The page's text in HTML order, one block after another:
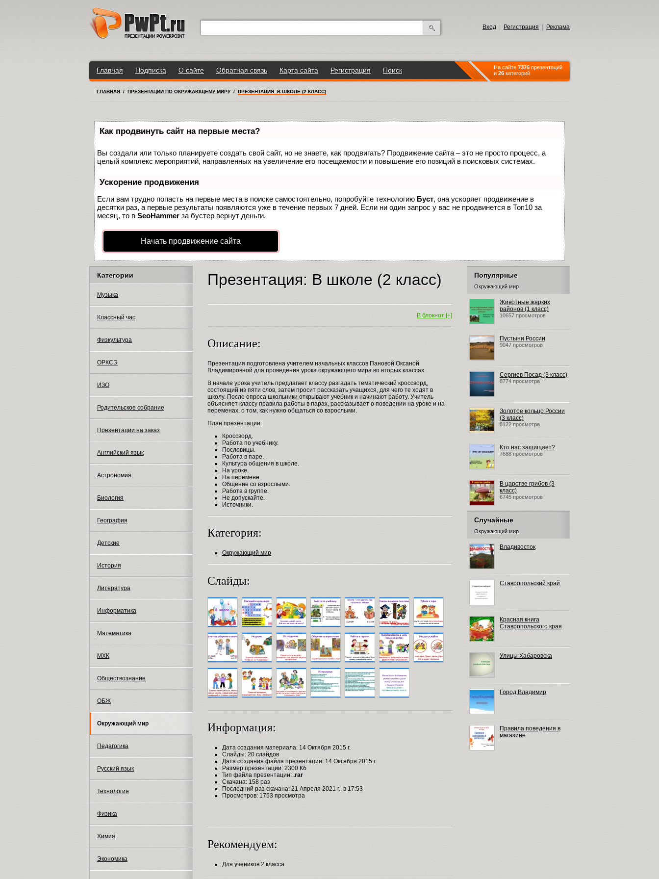
Вход Регистрация Реклама
Главная Подписка О сайте Обратная связь Карта сайта Регистрация Поиск На сайте 7376 презентаций
и 26 категорий
ГЛАВНАЯ / ПРЕЗЕНТАЦИИ ПО ОКРУЖАЮЩЕМУ МИРУ/ ПРЕЗЕНТАЦИЯ: В ШКОЛЕ (2 КЛАСС)
Как продвинуть сайт на первые места?
Вы создали или только планируете создать свой сайт, но не знаете, как продвигать? Продвижение сайта – это не просто процесс, а
целый комплекс мероприятий, направленных на увеличение его посещаемости и повышение его позиций в поисковых системах.
Ускорение продвижения
Если вам трудно попасть на первые места в поиске самостоятельно, попробуйте технологию Буст, она ускоряет продвижение в
десятки раз, а первые результаты появляются уже в течение первых 7 дней. Если ни один запрос у вас не продвинется в Топ10 за
месяц, то в SeoHammer за бустер вернут деньги.
Начать продвижение сайта
Категории
Музыка
Классный час
Физкультура
ОРКСЭ
ИЗО
Родительское собрание
Презентации на заказ
Английский язык
Астрономия
Биология
География
Детские
История
Литература
Информатика
Математика
МХК
Обществознание
ОБЖ
Окружающий мир
Педагогика
Русский язык
Технология
Физика
Химия
Экономика
Презентация: В школе (2 класс)
В блокнот [+]
Описание:
Презентация подготовлена учителем начальных классов Пановой Оксаной
Владимировной для проведения урока окружающего мира во вторых классах.
В начале урока учитель предлагает классу разгадать тематический кроссворд,
состоящий из пяти слов, затем просит рассказать учащихся, для чего те ходят в
школу. После опроса школьники открывают учебник и начинают работу. Учитель
объясняет классу правила работы в парах, рассказывает о поведении на уроке и на
переменах, о том, как нужно общаться со взрослыми.
План презентации:
Кроссворд.
Работа по учебнику.
Пословицы.
Работа в паре.
Культура общения в школе.
На уроке.
На перемене.
Общение со взрослыми.
Работа в группе.
Не допускайте.
Источники.
Категория:
Окружающий мир
Слайды:
Информация:
Дата создания материала: 14 Октября 2015 г.
Слайды: 20 слайдов
Дата создания файла презентации: 14 Октября 2015 г.
Размер презентации: 2300 Кб
Тип файла презентации: .rar
Скачана: 158 раз
Последний раз скачана: 21 Апреля 2021 г., в 17:53
Просмотров: 1753 просмотра
Рекомендуем:
Для учеников 2 класса
Популярные
Окружающий мир
Животные жарких
районов (1 класс)
10657 просмотров
Пустыни России
9047 просмотров
Сергиев Посад (3 класс)
8774 просмотра
Золотое кольцо России
(3 класс)
8122 просмотра
Кто нас защищает?
7688 просмотров
В царстве грибов (3
класс)
6745 просмотров
Случайные
Окружающий мир
Владивосток
Ставропольский край
Красная книга
Ставропольского края
Улицы Хабаровска
Город Владимир
Правила поведения в
магазине